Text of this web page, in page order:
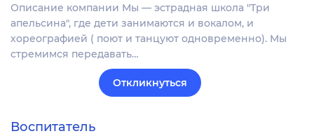
Описание компании Мы — эстрадная школа "Три
апельсина", где дети занимаются и вокалом, и
хореографией ( поют и танцуют одновременно). Мы
стремимся передавать…
Откликнуться
Воспитатель